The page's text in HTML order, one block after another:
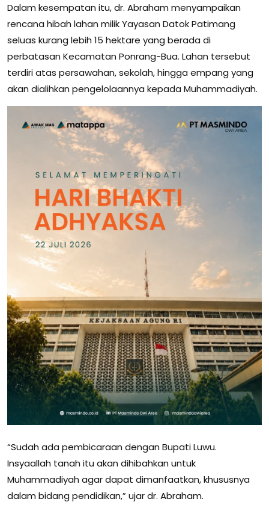
Dalam kesempatan itu, dr. Abraham menyampaikan
rencana hibah lahan milik Yayasan Datok Patimang
seluas kurang lebih 15 hektare yang berada di
perbatasan Kecamatan Ponrang-Bua. Lahan tersebut
terdiri atas persawahan, sekolah, hingga empang yang
akan dialihkan pengelolaannya kepada Muhammadiyah.
“Sudah ada pembicaraan dengan Bupati Luwu.
Insyaallah tanah itu akan dihibahkan untuk
Muhammadiyah agar dapat dimanfaatkan, khususnya
dalam bidang pendidikan,” ujar dr. Abraham.